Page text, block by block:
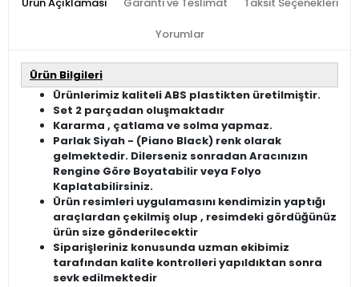
Ürün Açıklaması Garanti ve Teslimat Taksit Seçenekleri
Yorumlar
Ürün Bilgileri
Ürünlerimiz kaliteli ABS plastikten üretilmiştir.
Set 2 parçadan oluşmaktadır
Kararma , çatlama ve solma yapmaz.
Parlak Siyah - (Piano Black) renk olarak
gelmektedir. Dilerseniz sonradan Aracınızın
Rengine Göre Boyatabilir veya Folyo
Kaplatabilirsiniz.
Ürün resimleri uygulamasını kendimizin yaptığı
araçlardan çekilmiş olup , resimdeki gördüğünüz
ürün size gönderilecektir
Siparişleriniz konusunda uzman ekibimiz
tarafından kalite kontrolleri yapıldıktan sonra
sevk edilmektedir